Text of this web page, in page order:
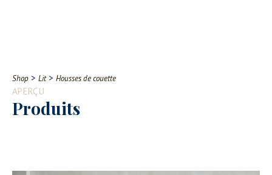
Contact
Shop > Lit> Housses de couette
APERÇU
Produits